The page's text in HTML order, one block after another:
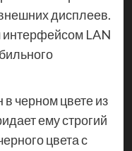
дисплеев.
LAN
черном цвете из
ему строгий
цвета с